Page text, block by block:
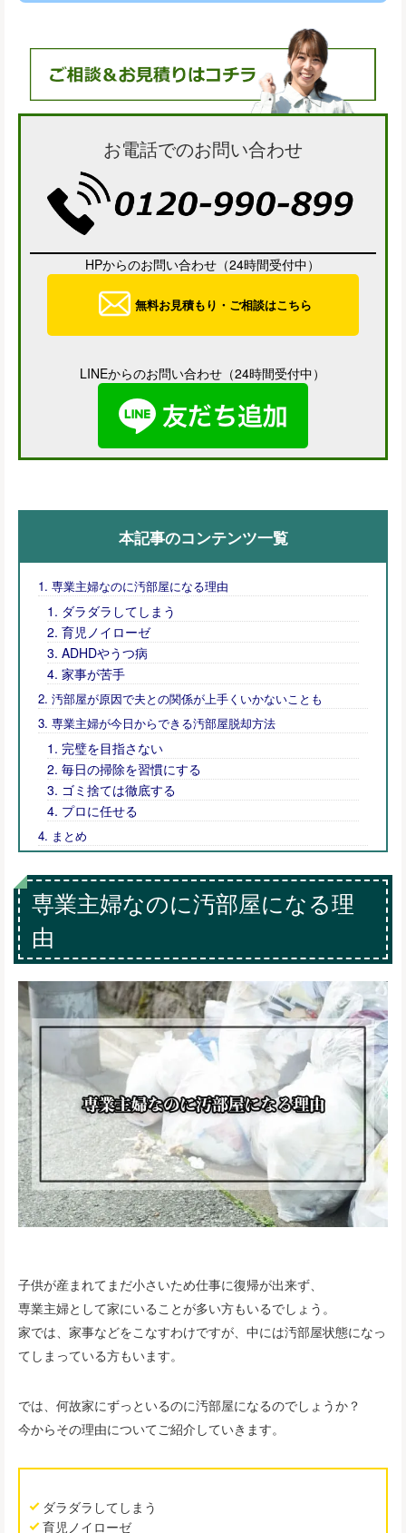
お電話でのお問い合わせ
HPからのお問い合わせ（24時間受付中）
無料お見積もり・ご相談はこちら
LINEからのお問い合わせ（24時間受付中）
本記事のコンテンツ一覧
専業主婦なのに汚部屋になる理由
ダラダラしてしまう
育児ノイローゼ
ADHDやうつ病
家事が苦手
汚部屋が原因で夫との関係が上手くいかないことも
専業主婦が今日からできる汚部屋脱却方法
完璧を目指さない
毎日の掃除を習慣にする
ゴミ捨ては徹底する
プロに任せる
まとめ
専業主婦なのに汚部屋になる理
由
子供が産まれてまだ小さいため仕事に復帰が出来ず、
専業主婦として家にいることが多い方もいるでしょう。
家では、家事などをこなすわけですが、中には汚部屋状態になっ
てしまっている方もいます。
では、何故家にずっといるのに汚部屋になるのでしょうか？
今からその理由についてご紹介していきます。
ダラダラしてしまう
育児ノイローゼ